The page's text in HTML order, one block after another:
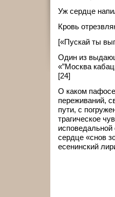
Уж сердце
Кровь
[«Пускай ты
Один из
«”Москва
[24]
О каком
переживаний,
пути, с
трагическое
сердце «снов
есенинский